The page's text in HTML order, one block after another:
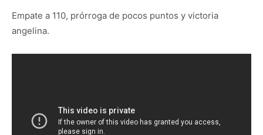
Empate a 110, prórroga de pocos puntos y victoria
angelina.